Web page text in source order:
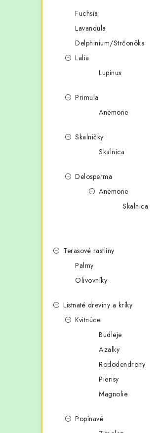
Fuchsia
Lavandula
Delphinium/Strčonôka
Lalia
Lupinus
Primula
Anemone
Skalničky
Skalnica
Delosperma
Anemone
Skalnica
Terasové rastliny
Palmy
Olivovníky
Listnaté dreviny a kríky
Kvitnúce
Budleje
Azalky
Rododendrony
Pierisy
Magnolie
Popínavé